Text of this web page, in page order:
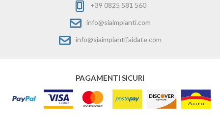
+39 0825 581 560
info@siaimpianti.com
info@siaimpiantifaidate.com
PAGAMENTI SICURI